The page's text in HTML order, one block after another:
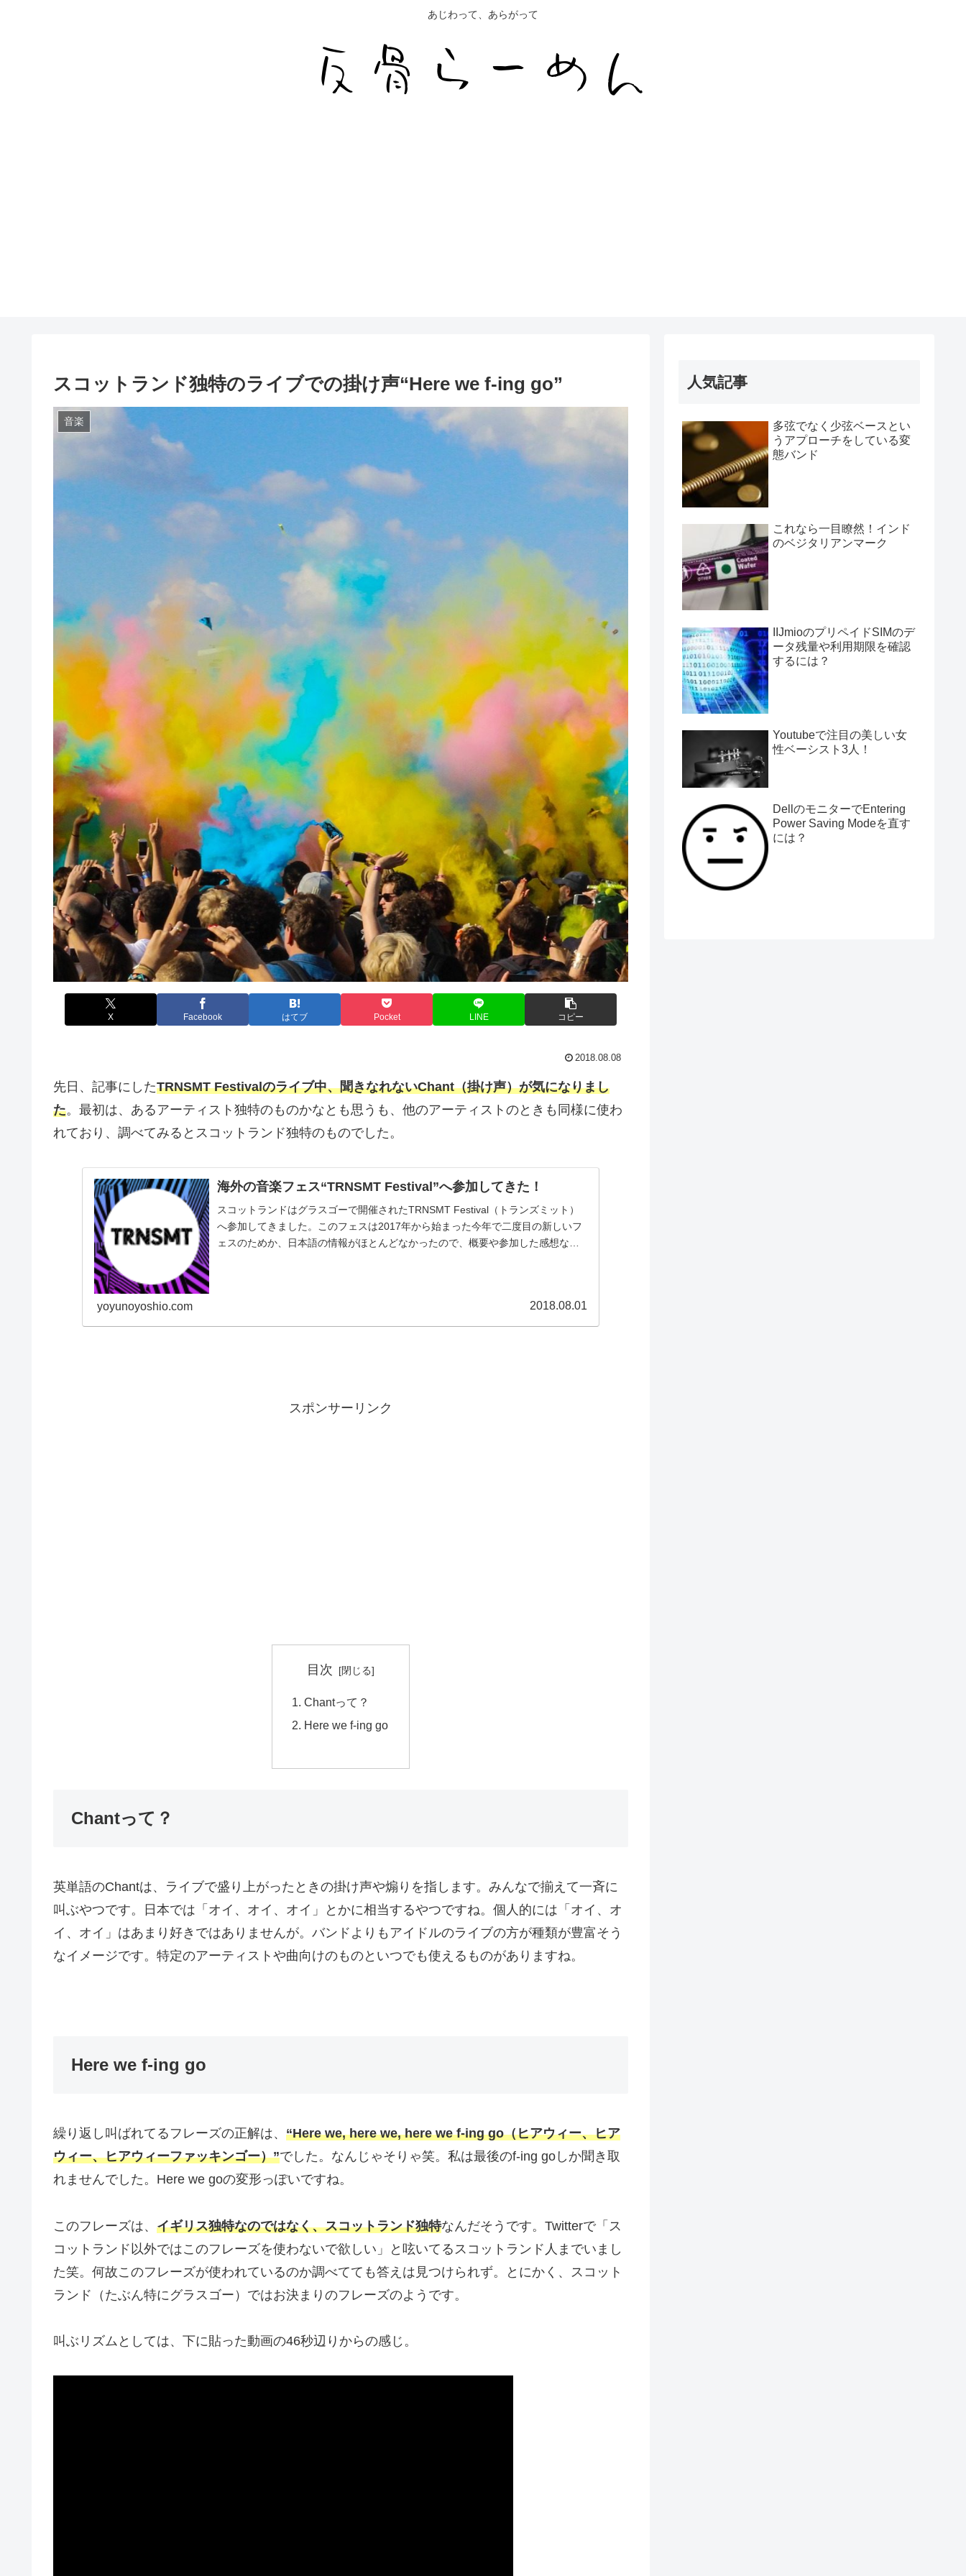
あじわって、あらがって
スコットランド独特のライブでの掛け声“Here we f-ing go”
音楽
X Facebook はてブ Pocket LINE コピー
2018.08.08
先日、記事にしたTRNSMT Festivalのライブ中、聞きなれないChant（掛け声）が気になりまし
た。最初は、あるアーティスト独特のものかなとも思うも、他のアーティストのときも同様に使わ
れており、調べてみるとスコットランド独特のものでした。
海外の音楽フェス“TRNSMT Festival”へ参加してきた！
スコットランドはグラスゴーで開催されたTRNSMT Festival（トランズミット）
へ参加してきました。このフェスは2017年から始まった今年で二度目の新しいフ
ェスのためか、日本語の情報がほとんどなかったので、概要や参加した感想など
yoyunoyoshio.com 2018.08.01
スポンサーリンク
目次
Chantって？
Here we f-ing go
Chantって？
英単語のChantは、ライブで盛り上がったときの掛け声や煽りを指します。みんなで揃えて一斉に
叫ぶやつです。日本では「オイ、オイ、オイ」とかに相当するやつですね。個人的には「オイ、オ
イ、オイ」はあまり好きではありませんが。バンドよりもアイドルのライブの方が種類が豊富そう
なイメージです。特定のアーティストや曲向けのものといつでも使えるものがありますね。
Here we f-ing go
繰り返し叫ばれてるフレーズの正解は、 “Here we, here we, here we f-ing go（ヒアウィー、ヒア
ウィー、ヒアウィーファッキンゴー）”でした。なんじゃそりゃ笑。私は最後のf-ing goしか聞き取
れませんでした。Here we goの変形っぽいですね。
このフレーズは、 イギリス独特なのではなく、スコットランド独特なんだそうです。Twitterで「ス
コットランド以外ではこのフレーズを使わないで欲しい」と呟いてるスコットランド人までいまし
た笑。何故このフレーズが使われているのか調べてても答えは見つけられず。とにかく、スコット
ランド（たぶん特にグラスゴー）ではお決まりのフレーズのようです。
叫ぶリズムとしては、下に貼った動画の46秒辺りからの感じ。
人気記事
多弦でなく少弦ベースとい
うアプローチをしている変
態バンド
これなら一目瞭然！インド
のベジタリアンマーク
IIJmioのプリペイドSIMのデ
ータ残量や利用期限を確認
するには？
Youtubeで注目の美しい女
性ベーシスト3人！
DellのモニターでEntering
Power Saving Modeを直す
には？